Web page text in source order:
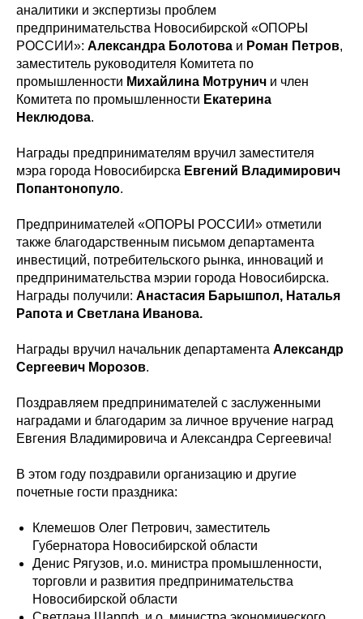
аналитики и экспертизы проблем
предпринимательства Новосибирской «ОПОРЫ
РОССИИ»: Александра Болотова и Роман Петров,
заместитель руководителя Комитета по
промышленности Михайлина Мотрунич и член
Комитета по промышленности Екатерина
Неклюдова.
Награды предпринимателям вручил заместителя
мэра города Новосибирска Евгений Владимирович
Попантонопуло.
Предпринимателей «ОПОРЫ РОССИИ» отметили
также благодарственным письмом департамента
инвестиций, потребительского рынка, инноваций и
предпринимательства мэрии города Новосибирска.
Награды получили: Анастасия Барышпол, Наталья
Рапота и Светлана Иванова.
Награды вручил начальник департамента Александр
Сергеевич Морозов.
Поздравляем предпринимателей с заслуженными
наградами и благодарим за личное вручение наград
Евгения Владимировича и Александра Сергеевича!
В этом году поздравили организацию и другие
почетные гости праздника:
Клемешов Олег Петрович, заместитель
Губернатора Новосибирской области
Денис Рягузов, и.о. министра промышленности,
торговли и развития предпринимательства
Новосибирской области